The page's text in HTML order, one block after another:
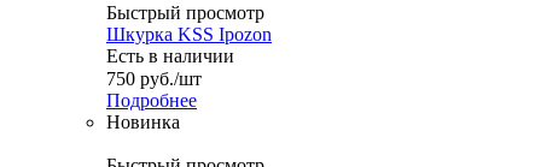
Быстрый просмотр
Шкурка KSS Ipozon
Есть в наличии
750 руб./шт
Подробнее
Новинка